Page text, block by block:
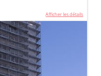
Afficher les détails